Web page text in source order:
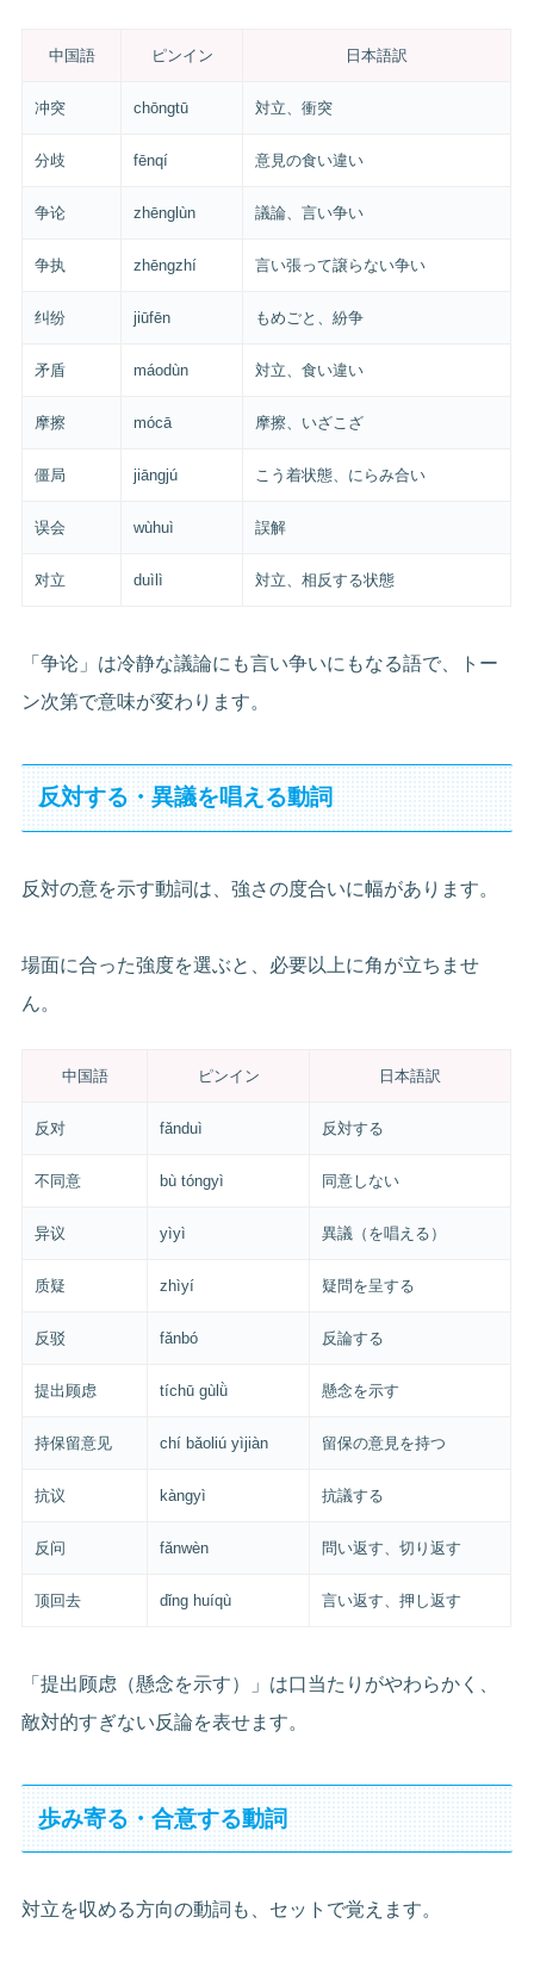
中国語 ピンイン 日本語訳
冲突 chōngtū 対立、衝突
分歧 fēnqí 意見の食い違い
争论 zhēnglùn 議論、言い争い
争执 zhēngzhí 言い張って譲らない争い
纠纷 jiūfēn もめごと、紛争
矛盾 máodùn 対立、食い違い
摩擦 mócā 摩擦、いざこざ
僵局 jiāngjú こう着状態、にらみ合い
误会 wùhuì 誤解
对立 duìlì 対立、相反する状態
「争论」は冷静な議論にも言い争いにもなる語で、トー
ン次第で意味が変わります。
反対する・異議を唱える動詞
反対の意を示す動詞は、強さの度合いに幅があります。
場面に合った強度を選ぶと、必要以上に角が立ちませ
ん。
中国語 ピンイン 日本語訳
反对 fǎnduì 反対する
不同意 bù tóngyì 同意しない
异议 yìyì 異議（を唱える）
质疑 zhìyí 疑問を呈する
反驳 fǎnbó 反論する
提出顾虑 tíchū gùlǜ 懸念を示す
持保留意见 chí bǎoliú yìjiàn 留保の意見を持つ
抗议 kàngyì 抗議する
反问 fǎnwèn 問い返す、切り返す
顶回去 dǐng huíqù 言い返す、押し返す
「提出顾虑（懸念を示す）」は口当たりがやわらかく、
敵対的すぎない反論を表せます。
歩み寄る・合意する動詞
対立を収める方向の動詞も、セットで覚えます。